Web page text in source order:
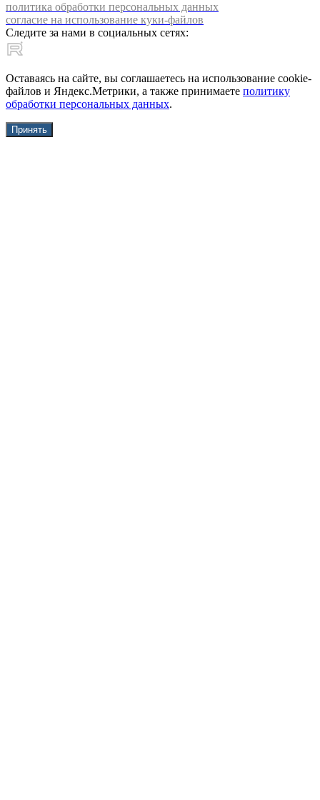
политика обработки персональных данных
согласие на использование куки-файлов
Следите за нами в социальных сетях:
Оставаясь на сайте, вы соглашаетесь на использование cookie-
файлов и Яндекс.Метрики, а также принимаете политику
обработки персональных данных.
Принять